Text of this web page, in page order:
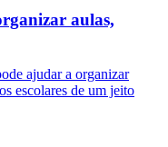
aulas,
ajudar a organizar
escolares de um jeito